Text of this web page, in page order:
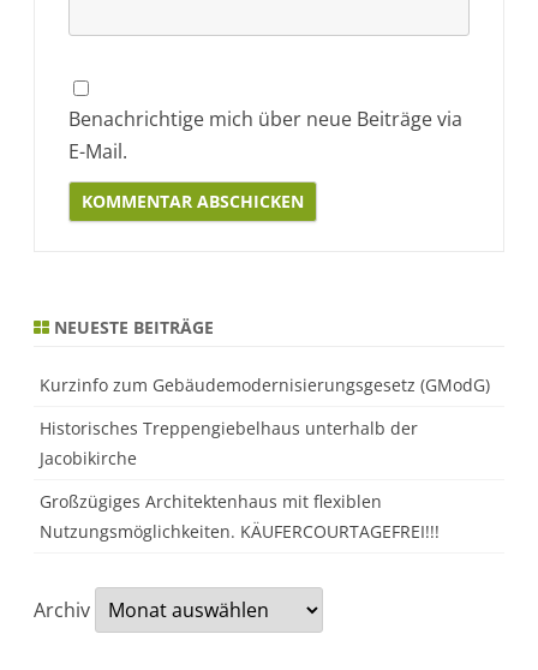
Benachrichtige mich über neue Beiträge via
E-Mail.
NEUESTE BEITRÄGE
Kurzinfo zum Gebäudemodernisierungsgesetz (GModG)
Historisches Treppengiebelhaus unterhalb der
Jacobikirche
Großzügiges Architektenhaus mit flexiblen
Nutzungsmöglichkeiten. KÄUFERCOURTAGEFREI!!!
Archiv